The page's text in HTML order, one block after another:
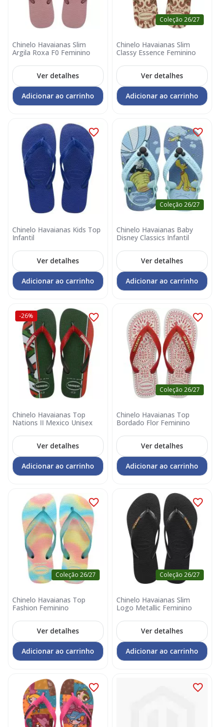
Chinelo Havaianas Slim
Argila Roxa F0 Feminino
Ver detalhes
Adicionar ao carrinho
Coleção 26/27
Chinelo Havaianas Slim
Classy Essence Feminino
Ver detalhes
Adicionar ao carrinho
Chinelo Havaianas Kids Top
Infantil
Ver detalhes
Adicionar ao carrinho
Coleção 26/27
Chinelo Havaianas Baby
Disney Classics Infantil
Ver detalhes
Adicionar ao carrinho
-26%
Chinelo Havaianas Top
Nations II Mexico Unisex
Ver detalhes
Adicionar ao carrinho
Coleção 26/27
Chinelo Havaianas Top
Bordado Flor Feminino
Ver detalhes
Adicionar ao carrinho
Coleção 26/27
Chinelo Havaianas Top
Fashion Feminino
Ver detalhes
Adicionar ao carrinho
Coleção 26/27
Chinelo Havaianas Slim
Logo Metallic Feminino
Ver detalhes
Adicionar ao carrinho